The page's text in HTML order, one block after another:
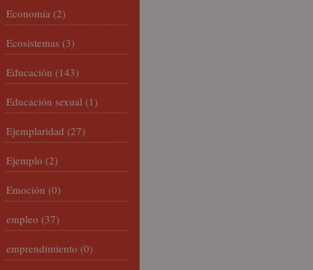
Economía (2)
Ecosistemas (3)
Educación (143)
Educación sexual (1)
Ejemplaridad (27)
Ejemplo (2)
Emoción (0)
empleo (37)
emprendimiento (0)